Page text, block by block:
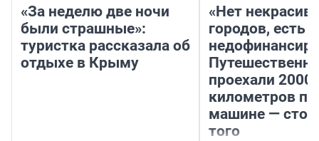
«За неделю две ночи
были страшные»:
туристка рассказала об
отдыхе в Крыму
«Нет
городов, есть
проехали 2000
километров по
машине —
того